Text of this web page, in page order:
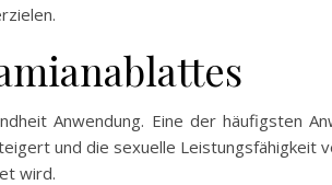
Anwendung. Eine der häufigsten
und die sexuelle Leistungsfähigkeit
wird.